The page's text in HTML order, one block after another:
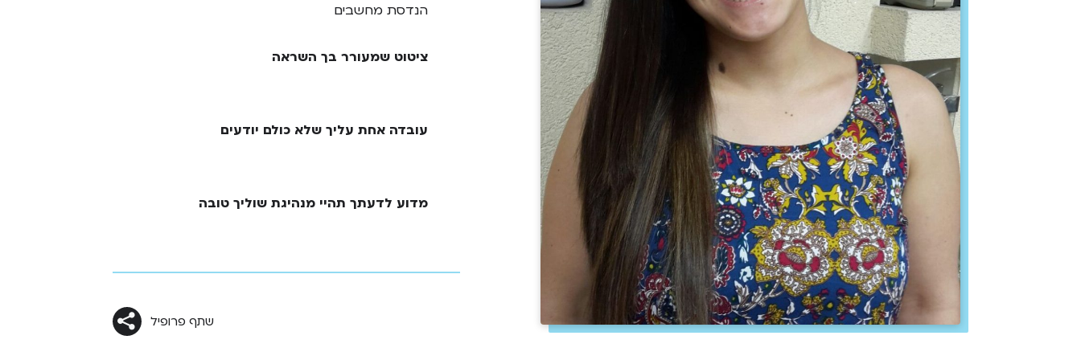
הנדסת מחשבים
ציטוט שמעורר בך השראה
עובדה אחת עליך שלא כולם יודעים
מדוע לדעתך תהיי מנהיגת שוליך טובה
שתף פרופיל